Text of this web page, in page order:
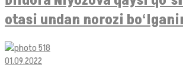
otasi undan norozi
01.09.2022